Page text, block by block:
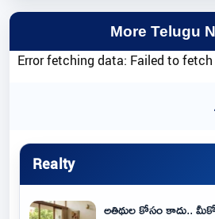
More Telugu
Error fetching data: Failed to fetch
Realty
అతిథుల కోసం కాదు..